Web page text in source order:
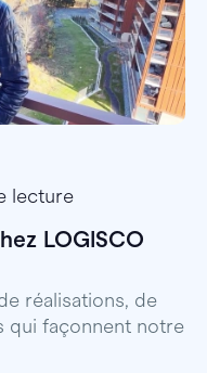
lecture
LOGISCO
réalisations, de
qui façonnent notre